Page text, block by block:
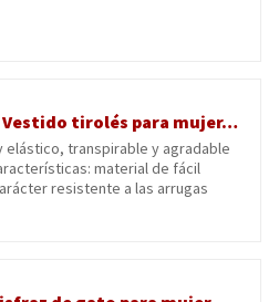
Duohropke Vestido tirolés para mujer, vestido de criada francesa, vestido de anime, cosplay, vestido sexy de Lolita, Oktoberfest, vestido mediano, vestido tiroco, minikeid de sirvienta, disfraz de
elástico, transpirable y agradable
material de fácil
resistente a las arrugas